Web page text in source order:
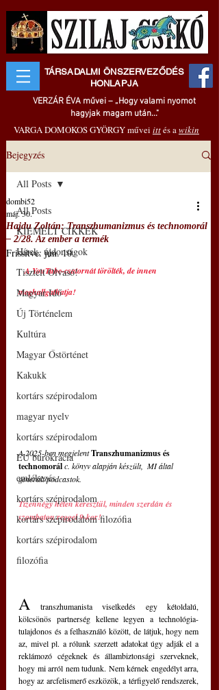
TÁRSADALMI ÖNSZERVEZŐDÉS
HONLAPJA
VERZÁR ÉVA művei – „Hogy valami nyomot
hagyjak magam után..."
VARGA DOMOKOS GYÖRGY művei ittés awikin
Bejegyzés
All Posts
KIEMELT CIKKEK
Hírek, újdonságok
Tisztelt Olvasó!
Magyar Idő
Új Történelem
Kultúra
Magyar Őstörténet
Kakukk
kortárs szépirodalom
magyar nyelv
kortárs szépirodalom
EU bürokrácia
emlékezés
kortárs szépirodalom
kortárs szépirodalom filozófia
kortárs szépirodalom
filozófia
All Posts
Hajdu Zoltán: Transzhumanizmus és technomorál
‒ 2/28. Az ember a termék
dombi52
máj. 30.
Frissítve:jún. 10.
A YouTube-csatornát törölték, de innen
meghallgathatja!
A 2025-ben megjelent Transzhumanizmus és
technomorál c. könyv alapján készült,  MI által
generált podcastok.
Tizennégy héten keresztül, minden szerdán és
szombaton reggel 9-kor!
A transzhumanista viselkedés egy kétoldalú,
kölcsönös partnerség kellene legyen a technológia-
tulajdonos és a felhasználó között, de látjuk, hogy nem
az, mivel pl. a rólunk szerzett adatokat úgy adják el a
reklámozó cégeknek és állambiztonsági szerveknek,
hogy mi arról nem tudunk. Nem kérnek engedélyt arra,
hogy az arcfelismerő eszközök, a térfigyelő rendszerek,